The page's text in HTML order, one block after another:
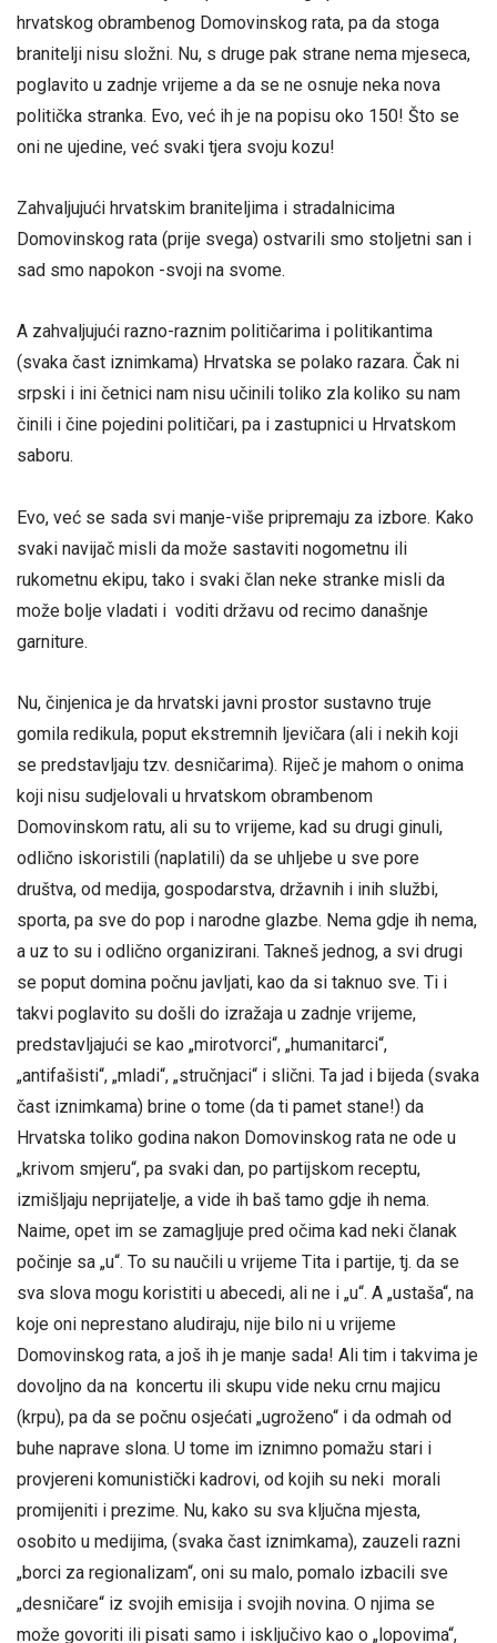
hrvatskog obrambenog Domovinskog rata, pa da stoga
branitelji nisu složni. Nu, s druge pak strane nema mjeseca,
poglavito u zadnje vrijeme a da se ne osnuje neka nova
politička stranka. Evo, već ih je na popisu oko 150! Što se
oni ne ujedine, već svaki tjera svoju kozu!
Zahvaljujući hrvatskim braniteljima i stradalnicima
Domovinskog rata (prije svega) ostvarili smo stoljetni san i
sad smo napokon -svoji na svome.
A zahvaljujući razno-raznim političarima i politikantima
(svaka čast iznimkama) Hrvatska se polako razara. Čak ni
srpski i ini četnici nam nisu učinili toliko zla koliko su nam
činili i čine pojedini političari, pa i zastupnici u Hrvatskom
saboru.
Evo, već se sada svi manje-više pripremaju za izbore. Kako
svaki navijač misli da može sastaviti nogometnu ili
rukometnu ekipu, tako i svaki član neke stranke misli da
može bolje vladati i voditi državu od recimo današnje
garniture.
Nu, činjenica je da hrvatski javni prostor sustavno truje
gomila redikula, poput ekstremnih ljevičara (ali i nekih koji
se predstavljaju tzv. desničarima). Riječ je mahom o onima
koji nisu sudjelovali u hrvatskom obrambenom
Domovinskom ratu, ali su to vrijeme, kad su drugi ginuli,
odlično iskoristili (naplatili) da se uhljebe u sve pore
društva, od medija, gospodarstva, državnih i inih službi,
sporta, pa sve do pop i narodne glazbe. Nema gdje ih nema,
a uz to su i odlično organizirani. Takneš jednog, a svi drugi
se poput domina počnu javljati, kao da si taknuo sve. Ti i
takvi poglavito su došli do izražaja u zadnje vrijeme,
predstavljajući se kao „mirotvorci“, „humanitarci“,
„antifašisti“, „mladi“, „stručnjaci“ i slični. Ta jad i bijeda (svaka
čast iznimkama) brine o tome (da ti pamet stane!) da
Hrvatska toliko godina nakon Domovinskog rata ne ode u
„krivom smjeru“, pa svaki dan, po partijskom receptu,
izmišljaju neprijatelje, a vide ih baš tamo gdje ih nema.
Naime, opet im se zamagljuje pred očima kad neki članak
počinje sa „u“. To su naučili u vrijeme Tita i partije, tj. da se
sva slova mogu koristiti u abecedi, ali ne i „u“. A „ustaša“, na
koje oni neprestano aludiraju, nije bilo ni u vrijeme
Domovinskog rata, a još ih je manje sada! Ali tim i takvima je
dovoljno da na koncertu ili skupu vide neku crnu majicu
(krpu), pa da se počnu osjećati „ugroženo“ i da odmah od
buhe naprave slona. U tome im iznimno pomažu stari i
provjereni komunistički kadrovi, od kojih su neki morali
promijeniti i prezime. Nu, kako su sva ključna mjesta,
osobito u medijima, (svaka čast iznimkama), zauzeli razni
„borci za regionalizam“, oni su malo, pomalo izbacili sve
„desničare“ iz svojih emisija i svojih novina. O njima se
može govoriti ili pisati samo i isključivo kao o „lopovima“,